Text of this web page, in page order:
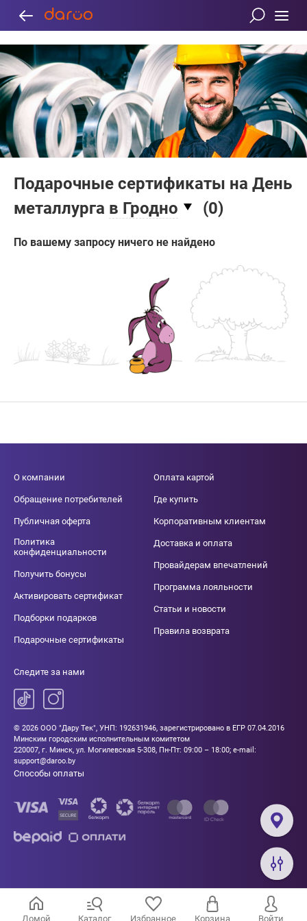
Подарочные сертификаты на День
металлурга в Гродно (0)
По вашему запросу ничего не найдено
О компании
Обращение потребителей
Публичная оферта
Политика
конфиденциальности
Получить бонусы
Активировать сертификат
Подборки подарков
Подарочные сертификаты
Оплата картой
Где купить
Корпоративным клиентам
Доставка и оплата
Провайдерам впечатлений
Программа лояльности
Статьи и новости
Правила возврата
Следите за нами
© 2026 ООО "Дару Тек", УНП: 192631946, зарегистрировано в ЕГР 07.04.2016
Минским городским исполнительным комитетом
220007, г. Минск, ул. Могилевская 5-308, Пн-Пт: 09:00 – 18:00; e-mail:
support@daroo.by
Способы оплаты
Домой Каталог Избранное Корзина Войти